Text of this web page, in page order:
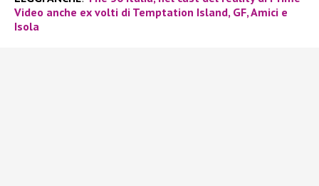
Video anche ex volti di Temptation Island, GF, Amici e
Isola